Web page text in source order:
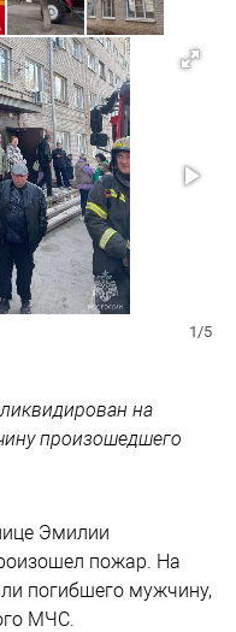
1/5
на
произошедшего
Эмилии
пожар. На
погибшего мужчину,
МЧС.